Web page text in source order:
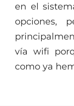
en el
opciones,
vía wifi
como ya